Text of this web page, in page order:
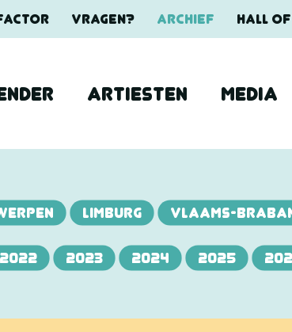
VRAGEN? ARCHIEF HALL
ARTIESTEN MEDIA
LIMBURG VLAAMS-
2022 2023 2024 2025